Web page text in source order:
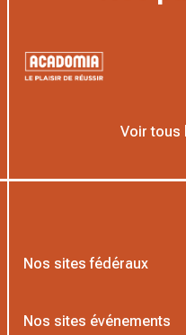
Voir tous
Nos sites fédéraux
Nos sites événements